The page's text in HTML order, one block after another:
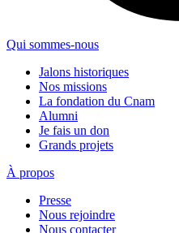
Qui sommes-nous
Jalons historiques
Nos missions
La fondation du Cnam
Alumni
Je fais un don
Grands projets
À propos
Presse
Nous rejoindre
Nous contacter